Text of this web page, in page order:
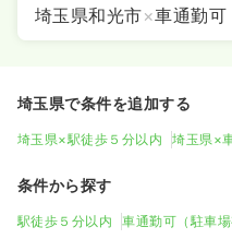
埼玉県和光市×車通勤可
埼玉県で条件を追加する
埼玉県×駅徒歩５分以内 埼玉県×
条件から探す
駅徒歩５分以内 車通勤可（駐車場